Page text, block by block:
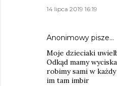
14 lipca 2019 16:19
Anonimowy pisze…
Moje dzieciaki
Odkąd mamy
robimy sami w
im tam imbir